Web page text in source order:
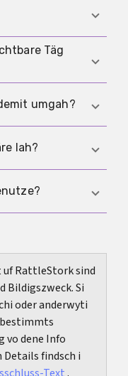
vor.
es wiederholt
oder wiiteri
isch, bringt en
Stress
Täg
Wenn de
umgah?
und eme
nöd uus.
lah?
aahaltet,
wotsch, bruchsch
uf RattleStork sind
Bildigszweck. Si
oder anderwyti
vo dene Info
Details findsch i